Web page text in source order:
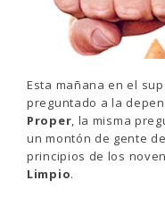
Esta mañana en el
preguntado a la
Proper, la misma
un montón de gente
principios de los
Limpio.